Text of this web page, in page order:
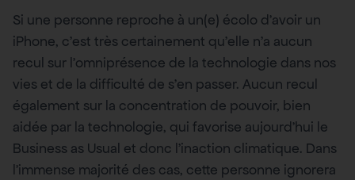
Si une personne reproche à un(e) écolo d’avoir un
iPhone, c’est très certainement qu’elle n’a aucun
recul sur l’omniprésence de la technologie dans nos
vies et de la difficulté de s’en passer. Aucun recul
également sur la concentration de pouvoir, bien
aidée par la technologie, qui favorise aujourd’hui le
Business as Usual et donc l’inaction climatique. Dans
l’immense majorité des cas, cette personne ignorera